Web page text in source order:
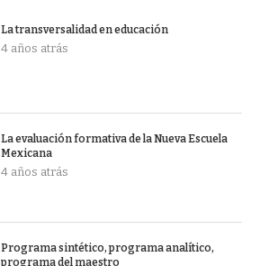
La transversalidad en educación
4 años atrás
La evaluación formativa de la Nueva Escuela
Mexicana
4 años atrás
Programa sintético, programa analítico,
programa del maestro